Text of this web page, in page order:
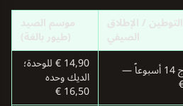
/ الإطلاق
الصيفي
موسم الصيد
(طيور بالغة)
فرخ دراج 14 أسبوعاً — 14,90 € للوحدة؛
الديك وحده
16,50 €